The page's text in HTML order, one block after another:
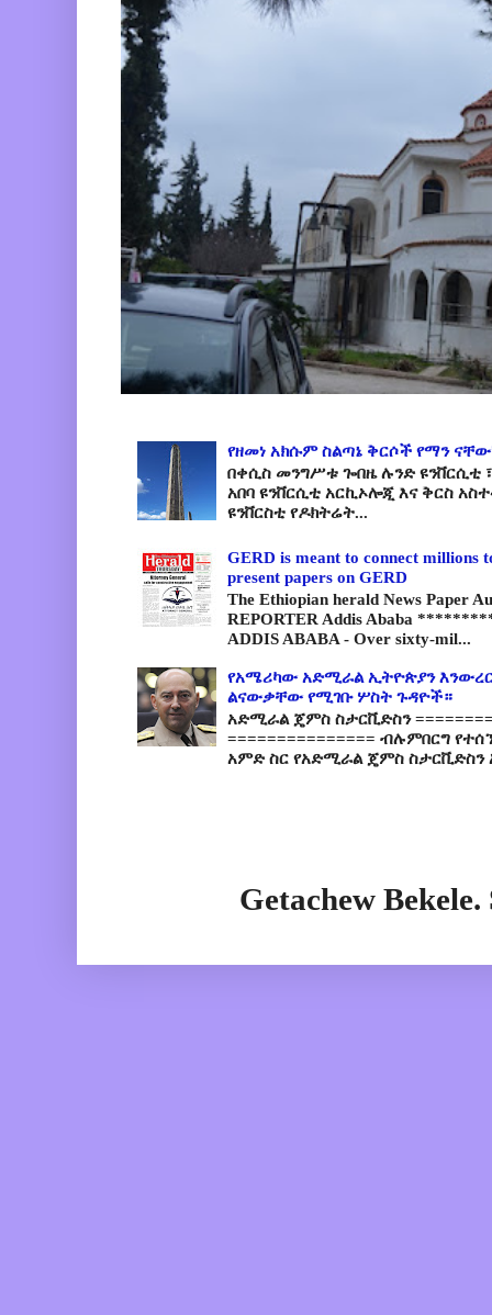
የዘመነ አክሱም ስልጣኔ ቅርሶች የማን
በቀሲስ መንግሥቱ ጐበዜ ሉንድ ዩንቨርሲቲ
አበባ ዩንቨርሲቲ አርኪኦሎጂ እና ቅርስ
ዩንቨርስቲ የዶክትሬት...
GERD is meant to connect millions
present papers on GERD
The Ethiopian herald News Paper
REPORTER Addis Ababa
ADDIS ABABA - Over sixty-mil...
የአሜሪካው አድሚራል ኢትዮጵያን
ልናውቃቸው የሚገቡ ሦስት ጉዳዮች።
አድሚራል ጄምስ ስታርቪድስን
=============== ብሉምበርግ
አምድ ስር የአድሚራል ጄምስ ስታርቪድስን
Getachew